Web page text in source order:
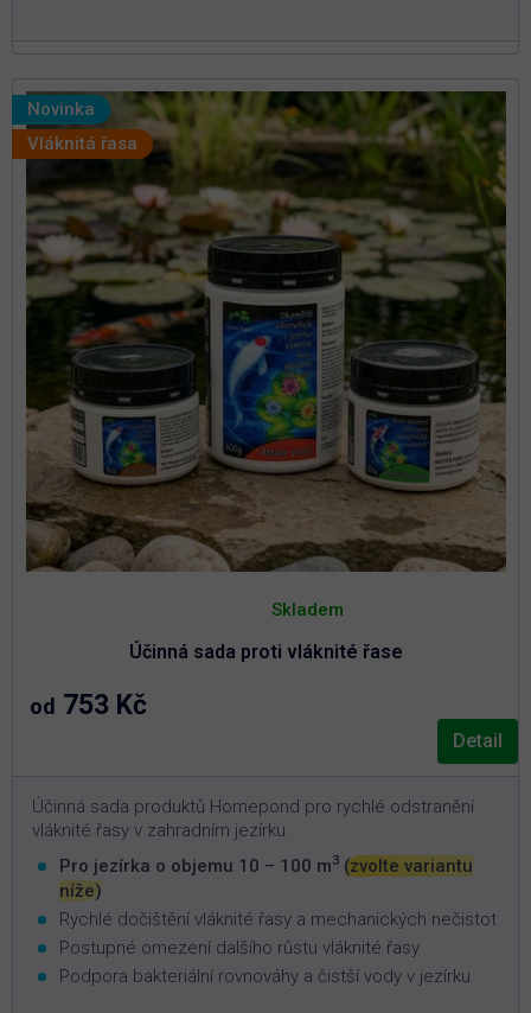
Novinka
Vláknitá řasa
Účinná sada proti vláknité řase
hodnocení
je
5,0
Skladem
od 753 Kč
Detail
Účinná sada produktů Homepond pro rychlé odstranění
vláknité řasy v zahradním jezírku.
Pro jezírka o objemu 10 – 100 m3 (zvolte variantu
níže)
Rychlé dočištění vláknité řasy a mechanických nečistot
Postupné omezení dalšího růstu vláknité řasy
Podpora bakteriální rovnováhy a čistší vody v jezírku